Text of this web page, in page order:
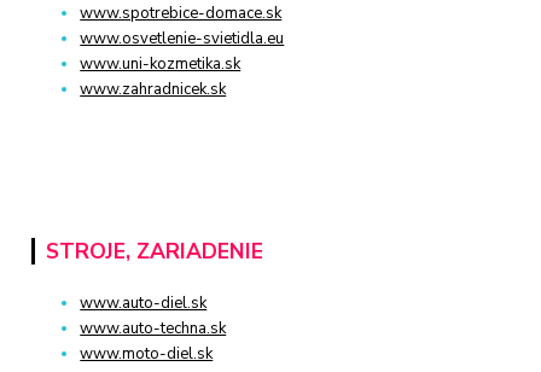
www.spotrebice-domace.sk
www.osvetlenie-svietidla.eu
www.uni-kozmetika.sk
www.zahradnicek.sk
STROJE, ZARIADENIE
www.auto-diel.sk
www.auto-techna.sk
www.moto-diel.sk